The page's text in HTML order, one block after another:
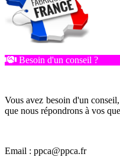
Besoin d'un conseil ?
Vous avez besoin d'un
que nous répondrons à vos
Email : ppca@ppca.fr